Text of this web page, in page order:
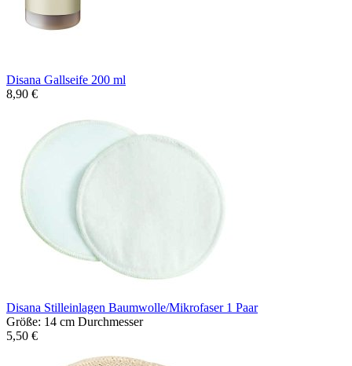
Disana Gallseife 200 ml
8,90 €
Disana Stilleinlagen Baumwolle/Mikrofaser 1 Paar
Größe: 14 cm Durchmesser
5,50 €